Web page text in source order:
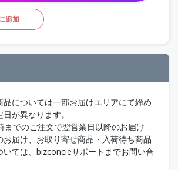
追加
については一部お届けエリアにて締め
が異なります。
でのご注文で翌営業日以降のお届け
届け、お取り寄せ商品・入荷待ち商品
いては、bizconcieサポートまでお問い合